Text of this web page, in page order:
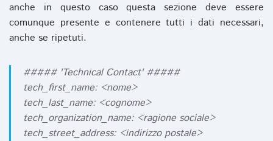
anche in questo caso questa sezione deve essere
comunque presente e contenere tutti i dati necessari,
anche se ripetuti.
##### 'Technical Contact' #####
tech_first_name: <nome>
tech_last_name: <cognome>
tech_organization_name: <ragione sociale>
tech_street_address: <indirizzo postale>